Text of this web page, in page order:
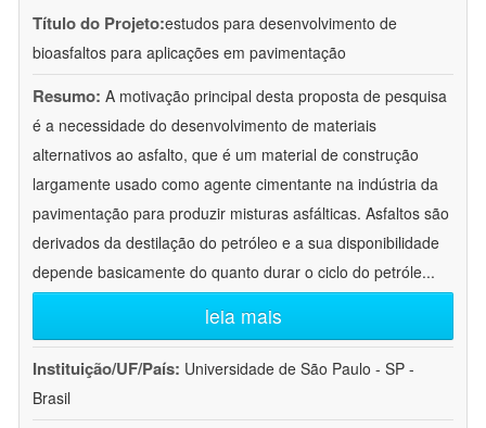
Título do Projeto:estudos para desenvolvimento de
bioasfaltos para aplicações em pavimentação
Resumo: A motivação principal desta proposta de pesquisa
é a necessidade do desenvolvimento de materiais
alternativos ao asfalto, que é um material de construção
largamente usado como agente cimentante na indústria da
pavimentação para produzir misturas asfálticas. Asfaltos são
derivados da destilação do petróleo e a sua disponibilidade
depende basicamente do quanto durar o ciclo do petróle...
leia mais
Instituição/UF/País: Universidade de São Paulo - SP -
Brasil